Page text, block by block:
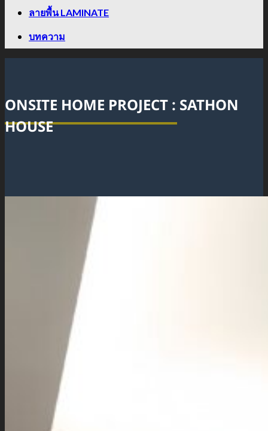
ลายพื้น LAMINATE
บทความ
ONSITE HOME PROJECT : SATHON
HOUSE